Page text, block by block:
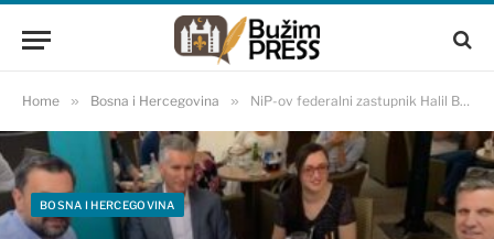
Home » Bosna i Hercegovina » NiP-ov federalni zastupnik Halil Bajramović osuđen na tri godine zatvora zbog obmane pri davanju kredita, mora u zatvor i ostaje bez mandata
BOSNA I HERCEGOVINA